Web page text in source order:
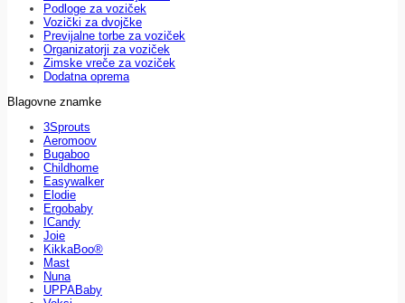
Podloge za voziček
Vozički za dvojčke
Previjalne torbe za voziček
Organizatorji za voziček
Zimske vreče za voziček
Dodatna oprema
Blagovne znamke
3Sprouts
Aeromoov
Bugaboo
Childhome
Easywalker
Elodie
Ergobaby
ICandy
Joie
KikkaBoo®
Mast
Nuna
UPPABaby